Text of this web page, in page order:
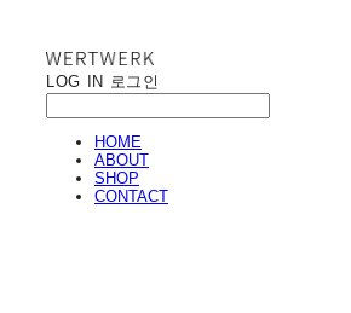
LOG IN 로그인
HOME
ABOUT
SHOP
CONTACT